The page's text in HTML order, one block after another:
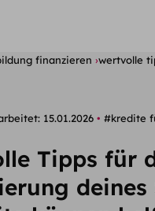
finanzieren wertvolle
15.01.2026 #kredite
Tipps für